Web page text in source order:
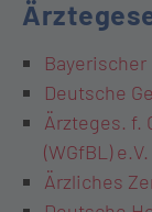
Bayerischer
Deutsche
Ärzteges. f.
(WGfBL) e.V.
Ärzliches